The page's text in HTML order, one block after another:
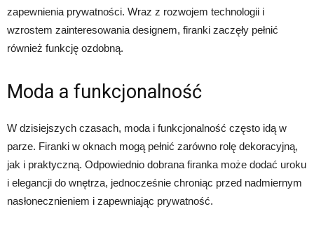
zapewnienia prywatności. Wraz z rozwojem technologii i
wzrostem zainteresowania designem, firanki zaczęły pełnić
również funkcję ozdobną.
Moda a funkcjonalność
W dzisiejszych czasach, moda i funkcjonalność często idą w
parze. Firanki w oknach mogą pełnić zarówno rolę dekoracyjną,
jak i praktyczną. Odpowiednio dobrana firanka może dodać uroku
i elegancji do wnętrza, jednocześnie chroniąc przed nadmiernym
nasłonecznieniem i zapewniając prywatność.